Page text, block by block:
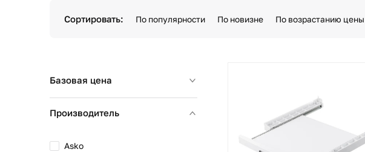
Сортировать: По популярности По новизне По возрастанию цены
Базовая цена
Производитель
Asko